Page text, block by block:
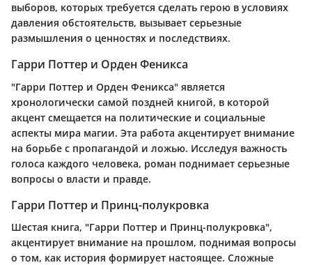
выборов, которых требуется сделать герою в условиях
давления обстоятельств, вызывает серьезные
размышления о ценностях и последствиях.
Гарри Поттер и Орден Феникса
"Гарри Поттер и Орден Феникса" является
хронологически самой поздней книгой, в которой
акцент смещается на политические и социальные
аспекты мира магии. Эта работа акцентирует внимание
на борьбе с пропагандой и ложью. Исследуя важность
голоса каждого человека, роман поднимает серьезные
вопросы о власти и правде.
Гарри Поттер и Принц-полукровка
Шестая книга, "Гарри Поттер и Принц-полукровка",
акцентирует внимание на прошлом, поднимая вопросы
о том, как история формирует настоящее. Сложные